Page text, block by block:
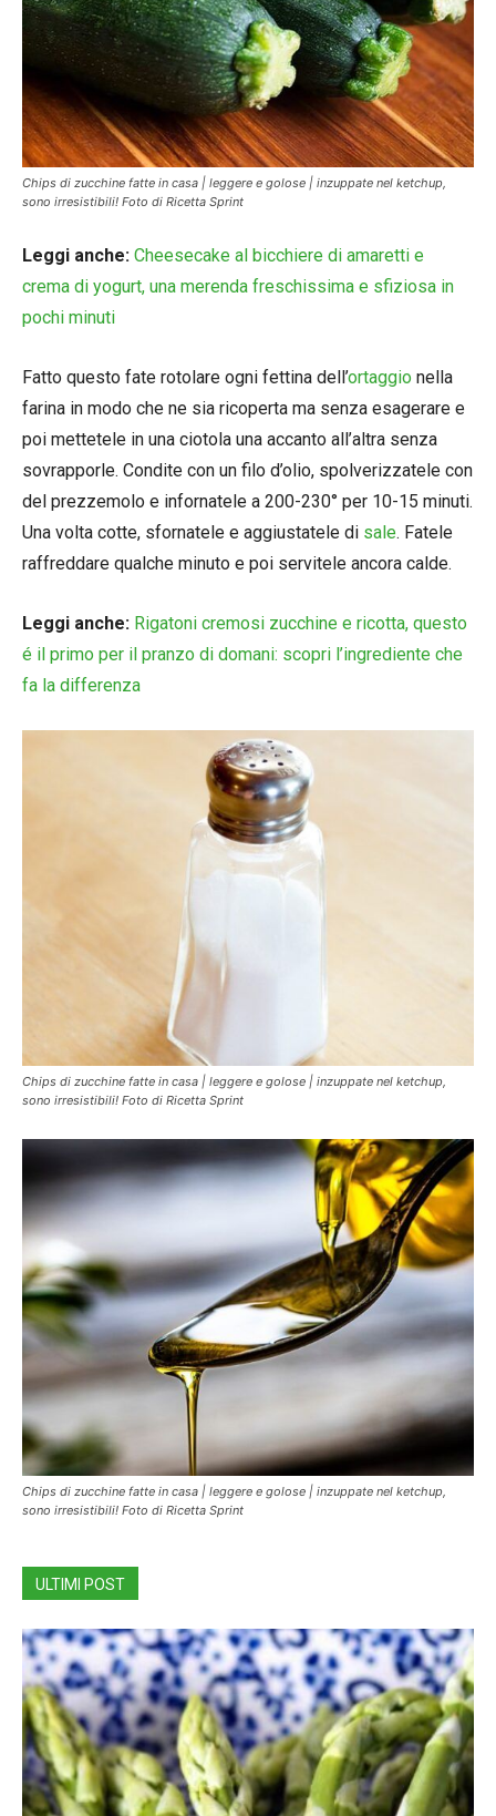
Chips di zucchine fatte in casa | leggere e golose | inzuppate nel ketchup,
sono irresistibili! Foto di Ricetta Sprint
Leggi anche: Cheesecake al bicchiere di amaretti e
crema di yogurt, una merenda freschissima e sfiziosa in
pochi minuti
Fatto questo fate rotolare ogni fettina dell’ortaggio nella
farina in modo che ne sia ricoperta ma senza esagerare e
poi mettetele in una ciotola una accanto all’altra senza
sovrapporle. Condite con un filo d’olio, spolverizzatele con
del prezzemolo e infornatele a 200-230° per 10-15 minuti.
Una volta cotte, sfornatele e aggiustatele di sale. Fatele
raffreddare qualche minuto e poi servitele ancora calde.
Leggi anche: Rigatoni cremosi zucchine e ricotta, questo
é il primo per il pranzo di domani: scopri l’ingrediente che
fa la differenza
Chips di zucchine fatte in casa | leggere e golose | inzuppate nel ketchup,
sono irresistibili! Foto di Ricetta Sprint
Chips di zucchine fatte in casa | leggere e golose | inzuppate nel ketchup,
sono irresistibili! Foto di Ricetta Sprint
ULTIMI POST